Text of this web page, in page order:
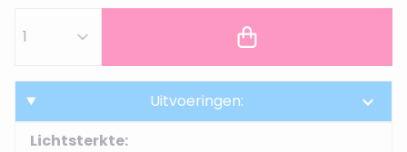
Uitvoeringen:
Lichtsterkte: